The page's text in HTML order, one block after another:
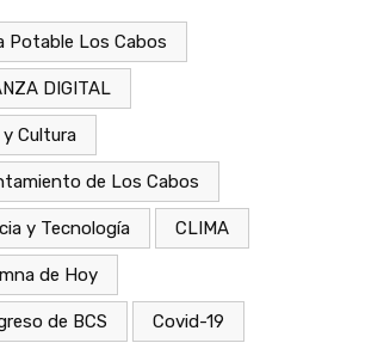
Potable Los Cabos
DIGITAL
Cultura
de Los Cabos
y Tecnología CLIMA
de Hoy
de BCS Covid-19